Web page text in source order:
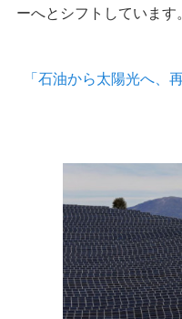
ーへとシフトしています。
「石油から太陽光へ、